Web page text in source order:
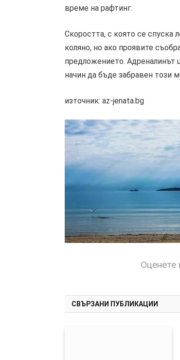
време на рафтинг.
Скоростта, с която се спуска
коляно, но ако проявите
предложението. Адреналинът
начин да бъде забравен този
източник: az-jenata.bg
Оценете
СВЪРЗАНИ ПУБЛИКАЦИИ